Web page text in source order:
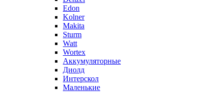
Edon
Kolner
Makita
Sturm
Watt
Wortex
Аккумуляторные
Диолд
Интерскол
Маленькие